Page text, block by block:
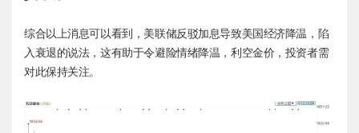
综合以上消息可以看到，美联储反驳加息导致美国经济降温，陷
入衰退的说法，这有助于令避险情绪降温，利空金价，投资者需
对此保持关注。